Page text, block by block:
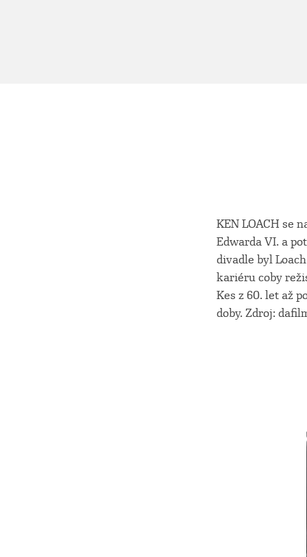
KEN LOACH se
Edwarda VI. a
divadle byl
kariéru coby
Kes z 60. let až
doby. Zdroj: